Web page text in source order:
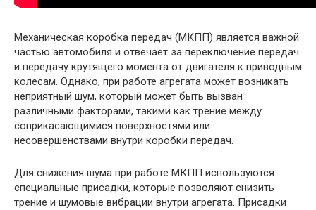
Механическая коробка передач (МКПП) является важной
частью автомобиля и отвечает за переключение передач
и передачу крутящего момента от двигателя к приводным
колесам. Однако, при работе агрегата может возникать
неприятный шум, который может быть вызван
различными факторами, такими как трение между
соприкасающимися поверхностями или
несовершенствами внутри коробки передач.
Для снижения шума при работе МКПП используются
специальные присадки, которые позволяют снизить
трение и шумовые вибрации внутри агрегата. Присадки